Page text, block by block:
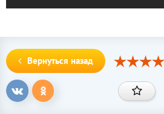
Вернуться назад